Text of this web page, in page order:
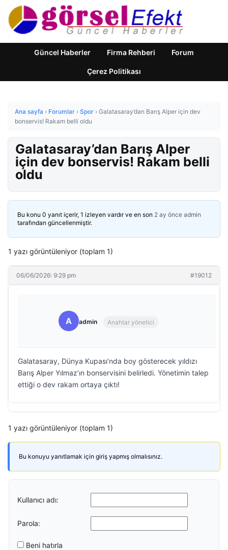
Güncel Haberler Firma Rehberi Forum
Çerez Politikası
Ana sayfa › Forumlar › Spor › Galatasaray’dan Barış Alper için dev
bonservis! Rakam belli oldu
Galatasaray’dan Barış Alper
için dev bonservis! Rakam belli
oldu
Bu konu 0 yanıt içerir, 1 izleyen vardır ve en son 2 ay önce admin
tarafından güncellenmiştir.
1 yazı görüntüleniyor (toplam 1)
06/06/2026: 9:29 pm #19012
A admin Anahtar yönetici
Galatasaray, Dünya Kupası’nda boy gösterecek yıldızı
Barış Alper Yılmaz’ın bonservisini belirledi. Yönetimin talep
ettiği o dev rakam ortaya çıktı!
1 yazı görüntüleniyor (toplam 1)
Bu konuyu yanıtlamak için giriş yapmış olmalısınız.
Kullanıcı adı:
Parola:
Beni hatırla